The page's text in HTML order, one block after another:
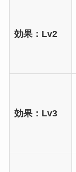
効果：Lv2
効果：Lv3